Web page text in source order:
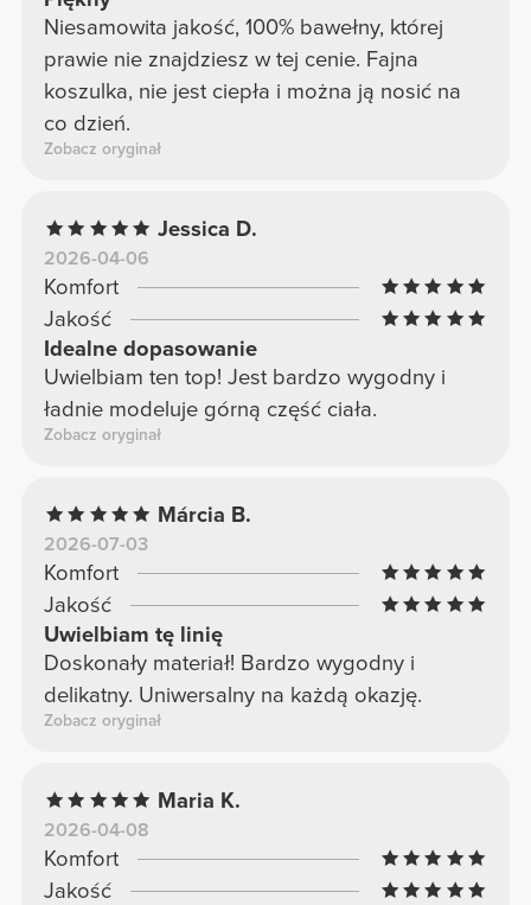
Niesamowita jakość, 100% bawełny, której
prawie nie znajdziesz w tej cenie. Fajna
koszulka, nie jest ciepła i można ją nosić na
co dzień.
Zobacz oryginał
Jessica D.
2026-04-06
Komfort
Jakość
Idealne dopasowanie
Uwielbiam ten top! Jest bardzo wygodny i
ładnie modeluje górną część ciała.
Zobacz oryginał
Márcia B.
2026-07-03
Komfort
Jakość
Uwielbiam tę linię
Doskonały materiał! Bardzo wygodny i
delikatny. Uniwersalny na każdą okazję.
Zobacz oryginał
Maria K.
2026-04-08
Komfort
Jakość